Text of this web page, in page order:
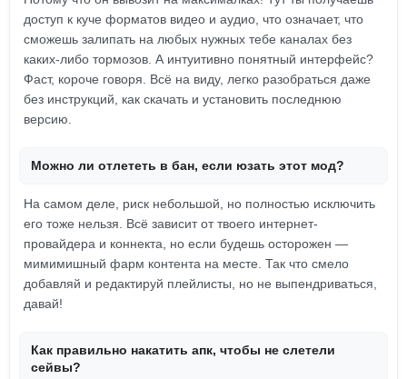
доступ к куче форматов видео и аудио, что означает, что
сможешь залипать на любых нужных тебе каналах без
каких-либо тормозов. А интуитивно понятный интерфейс?
Фаст, короче говоря. Всё на виду, легко разобраться даже
без инструкций, как скачать и установить последнюю
версию.
Можно ли отлететь в бан, если юзать этот мод?
На самом деле, риск небольшой, но полностью исключить
его тоже нельзя. Всё зависит от твоего интернет-
провайдера и коннекта, но если будешь осторожен —
мимимишный фарм контента на месте. Так что смело
добавляй и редактируй плейлисты, но не выпендриваться,
давай!
Как правильно накатить апк, чтобы не слетели
сейвы?